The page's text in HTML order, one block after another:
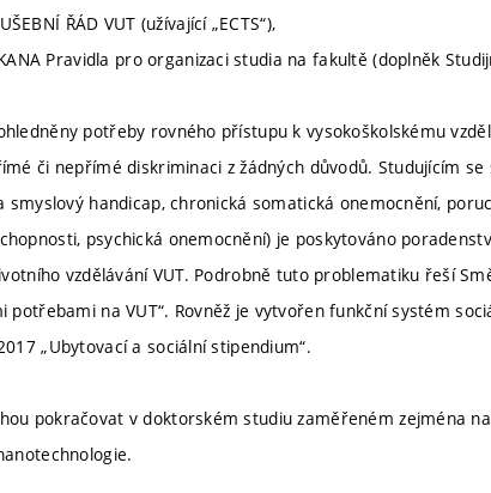
ŘÁD VUT (užívající „ECTS“),
Pravidla pro organizaci studia na fakultě (doplněk
potřeby rovného přístupu k vysokoškolskému
či nepřímé diskriminaci z žádných důvodů. Studujícím
smyslový handicap, chronická somatická onemocnění,
psychická onemocnění) je poskytováno
vzdělávání VUT. Podrobně tuto problematiku řeší
potřebami na VUT“. Rovněž je vytvořen funkční systém
„Ubytovací a sociální stipendium“.
pokračovat v doktorském studiu zaměřeném zejména